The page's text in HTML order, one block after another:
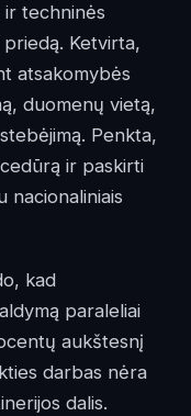
techninės
Ketvirta,
atsakomybės
duomenų vietą,
Penkta,
ir paskirti
nacionaliniais
kad
paraleliai
aukštesnį
darbas nėra
dalis.